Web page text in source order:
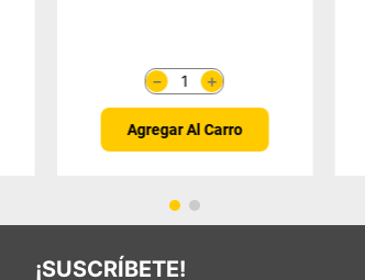
＋
－
Agregar Al Carro
¡SUSCRÍBETE!